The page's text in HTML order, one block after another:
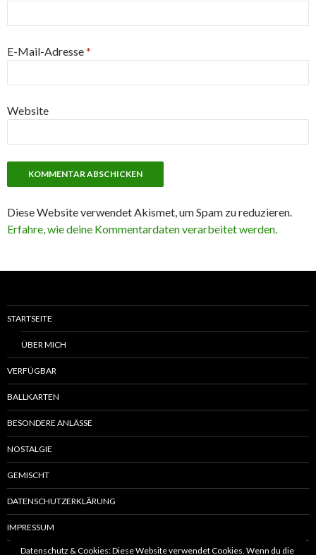
E-Mail-Adresse*
Website
Diese Website verwendet Akismet, um Spam zu reduzieren.
Erfahre, wie deine Kommentardaten verarbeitet werden.
STARTSEITE
ÜBER MICH
VERFÜGBAR
BALLKARTEN
BESONDERE ANLÄSSE
NOSTALGIE
GEMISCHT
DATENSCHUTZERKLÄRUNG
IMPRESSUM
Datenschutz & Cookies: Diese Website verwendet Cookies. Wenn du die